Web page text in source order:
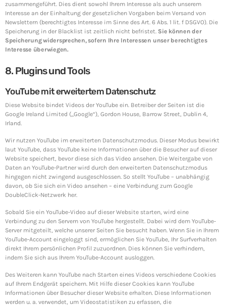
zusammengeführt. Dies dient sowohl Ihrem Interesse als auch unserem
Interesse an der Einhaltung der gesetzlichen Vorgaben beim Versand von
Newslettern (berechtigtes Interesse im Sinne des Art. 6 Abs. 1 lit. f DSGVO). Die
Speicherung in der Blacklist ist zeitlich nicht befristet. Sie können der
Speicherung widersprechen, sofern Ihre Interessen unser berechtigtes
Interesse überwiegen.
8. Plugins und Tools
YouTube mit erweitertem Datenschutz
Diese Website bindet Videos der YouTube ein. Betreiber der Seiten ist die
Google Ireland Limited („Google“), Gordon House, Barrow Street, Dublin 4,
Irland.
Wir nutzen YouTube im erweiterten Datenschutzmodus. Dieser Modus bewirkt
laut YouTube, dass YouTube keine Informationen über die Besucher auf dieser
Website speichert, bevor diese sich das Video ansehen. Die Weitergabe von
Daten an YouTube-Partner wird durch den erweiterten Datenschutzmodus
hingegen nicht zwingend ausgeschlossen. So stellt YouTube – unabhängig
davon, ob Sie sich ein Video ansehen – eine Verbindung zum Google
DoubleClick-Netzwerk her.
Sobald Sie ein YouTube-Video auf dieser Website starten, wird eine
Verbindung zu den Servern von YouTube hergestellt. Dabei wird dem YouTube-
Server mitgeteilt, welche unserer Seiten Sie besucht haben. Wenn Sie in Ihrem
YouTube-Account eingeloggt sind, ermöglichen Sie YouTube, Ihr Surfverhalten
direkt Ihrem persönlichen Profil zuzuordnen. Dies können Sie verhindern,
indem Sie sich aus Ihrem YouTube-Account ausloggen.
Des Weiteren kann YouTube nach Starten eines Videos verschiedene Cookies
auf Ihrem Endgerät speichern. Mit Hilfe dieser Cookies kann YouTube
Informationen über Besucher dieser Website erhalten. Diese Informationen
werden u. a. verwendet, um Videostatistiken zu erfassen, die